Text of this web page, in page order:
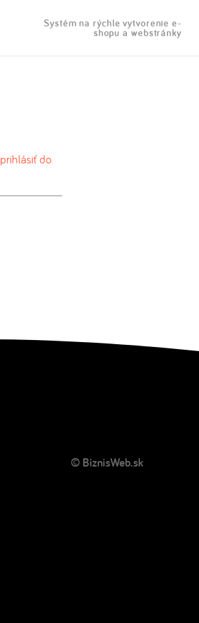
Systém na rýchle vytvorenie e-
shopu a webstránky
prihlásiť do
© BiznisWeb.sk